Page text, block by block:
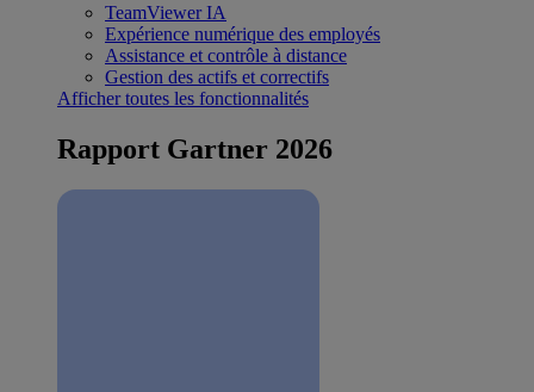
TeamViewer IA
Expérience numérique des employés
Assistance et contrôle à distance
Gestion des actifs et correctifs
Afficher toutes les fonctionnalités
Rapport Gartner 2026